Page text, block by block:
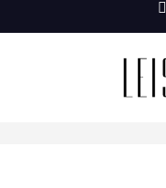
to